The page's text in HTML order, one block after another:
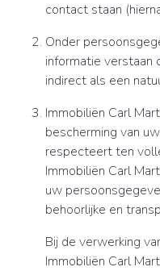
contact staan
Onder
informatie verstaan
indirect als een
Immobiliën Carl
bescherming van
respecteert ten
Immobiliën Carl
uw
behoorlijke en
Bij de verwerking
Immobiliën Carl